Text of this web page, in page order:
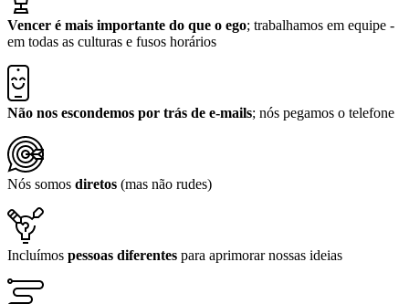
Vencer é mais importante do que o ego; trabalhamos em equipe -
em todas as culturas e fusos horários
Não nos escondemos por trás de e-mails; nós pegamos o telefone
Nós somos diretos (mas não rudes)
Incluímos pessoas diferentes para aprimorar nossas ideias